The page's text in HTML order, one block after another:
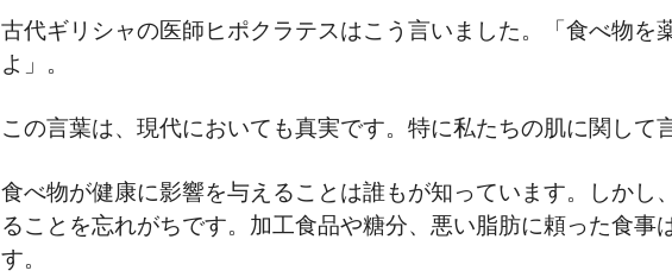
古代ギリシャの医師ヒポクラテスはこう言いました。「食べ物を
よ」。
この言葉は、現代においても真実です。特に私たちの肌に関して
食べ物が健康に影響を与えることは誰もが知っています。しかし
ることを忘れがちです。加工食品や糖分、悪い脂肪に頼った食事
す。